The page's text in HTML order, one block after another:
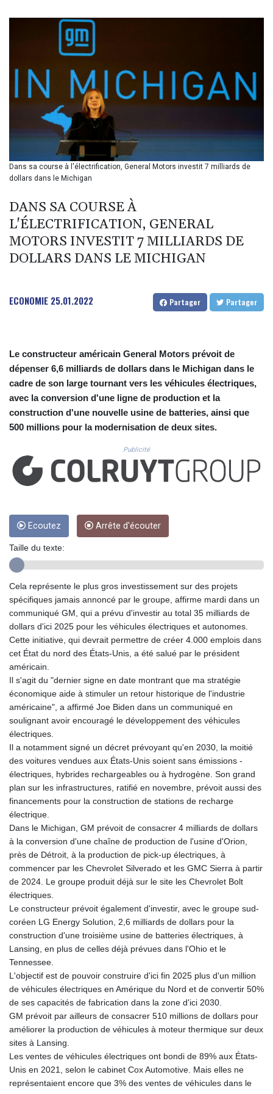
BMD 1.156136
BSD 1.152686
BTN 109.688637
BWP 15.558807
BYR 22660.258427
BZD 2.318271
CAD 1.61333
CDF 2615.761404
CLP 1056.199727
CNY 7.801146
CNH 7.796152
COP 3633.55485
CRC 523.993489
CVE 110.26363
DOP 67.289164
DZD 152.967099
EGP 57.293288
ERN 17.342035
ETB 186.049588
FJD 2.553384
GBP 0.856968
GEL 3.017966
GGP 0.8566
GMD 84.980421
GNF 10123.874202
HKD 9.067746
HNL 30.895616
HRK 7.536622
HTG 150.718127
HUF 363.096405
IDR 20580.370421
ILS 3.468234
INR 110.076256
IQD 1509.981237
IRR
1590322.371805
JEP 0.8566
JMD 183.057725
JOD 0.819746
JPY 182.445186
KES 149.158147
KHR 4681.941823
KMF 492.514185
KRW 1627.712241
KWD 0.356853
KYD 0.960588
LAK 26025.676609
LBP
103223.017367
LKR 386.635196
LSL 18.726567
LTL 3.413768
LVL 0.699335
LYD 7.331909
MAD 10.743067
MGA 4918.938878
MKD 61.524236
MMK 2427.596601
Dans sa course à l'électrification, General Motors investit 7 milliards de
dollars dans le Michigan
DANS SA COURSE À
L'ÉLECTRIFICATION, GENERAL
MOTORS INVESTIT 7 MILLIARDS DE
DOLLARS DANS LE MICHIGAN
ECONOMIE 25.01.2022 Partager Partager
Le constructeur américain General Motors prévoit de
dépenser 6,6 milliards de dollars dans le Michigan dans le
cadre de son large tournant vers les véhicules électriques,
avec la conversion d'une ligne de production et la
construction d'une nouvelle usine de batteries, ainsi que
500 millions pour la modernisation de deux sites.
Publicité
Ecoutez Arrête d'écouter
Taille du texte:
Cela représente le plus gros investissement sur des projets
spécifiques jamais annoncé par le groupe, affirme mardi dans un
communiqué GM, qui a prévu d'investir au total 35 milliards de
dollars d'ici 2025 pour les véhicules électriques et autonomes.
Cette initiative, qui devrait permettre de créer 4.000 emplois dans
cet État du nord des États-Unis, a été salué par le président
américain.
Il s'agit du "dernier signe en date montrant que ma stratégie
économique aide à stimuler un retour historique de l'industrie
américaine", a affirmé Joe Biden dans un communiqué en
soulignant avoir encouragé le développement des véhicules
électriques.
Il a notamment signé un décret prévoyant qu'en 2030, la moitié
des voitures vendues aux États-Unis soient sans émissions -
électriques, hybrides rechargeables ou à hydrogène. Son grand
plan sur les infrastructures, ratifié en novembre, prévoit aussi des
financements pour la construction de stations de recharge
électrique.
Dans le Michigan, GM prévoit de consacrer 4 milliards de dollars
à la conversion d'une chaîne de production de l'usine d'Orion,
près de Détroit, à la production de pick-up électriques, à
commencer par les Chevrolet Silverado et les GMC Sierra à partir
de 2024. Le groupe produit déjà sur le site les Chevrolet Bolt
électriques.
Le constructeur prévoit également d'investir, avec le groupe sud-
coréen LG Energy Solution, 2,6 milliards de dollars pour la
construction d'une troisième usine de batteries électriques, à
Lansing, en plus de celles déjà prévues dans l'Ohio et le
Tennessee.
L'objectif est de pouvoir construire d'ici fin 2025 plus d'un million
de véhicules électriques en Amérique du Nord et de convertir 50%
de ses capacités de fabrication dans la zone d'ici 2030.
GM prévoit par ailleurs de consacrer 510 millions de dollars pour
améliorer la production de véhicules à moteur thermique sur deux
sites à Lansing.
Les ventes de véhicules électriques ont bondi de 89% aux États-
Unis en 2021, selon le cabinet Cox Automotive. Mais elles ne
représentaient encore que 3% des ventes de véhicules dans le